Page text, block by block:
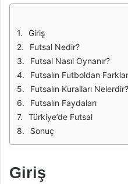
Giriş
Futsal Nedir?
Futsal Nasıl Oynanır?
Futsalın Futboldan
Futsalın Kuralları Nelerdir?
Futsalın Faydaları
Türkiye’de Futsal
Sonuç
Giriş